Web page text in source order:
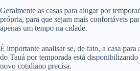
Geralmente as casas para alugar por
própria, para que sejam mais confortáveis
apenas um tempo na cidade.
É importante analisar se, de fato, a casa
do Tauá por temporada está
novo cotidiano precisa.